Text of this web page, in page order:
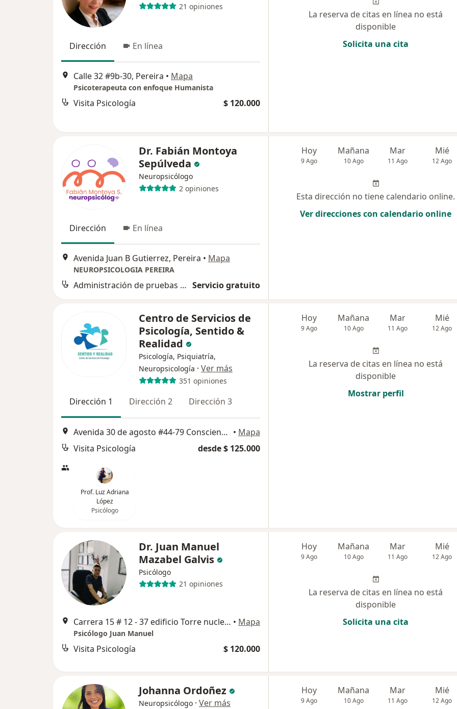
21 opiniones
Dirección En línea
Calle 32 #9b-30, Pereira • Mapa
Psicoterapeuta con enfoque Humanista
Visita Psicología $ 120.000
La reserva de citas en línea no está
disponible
Solicita una cita
Dr. Fabián Montoya
Sepúlveda
Neuropsicólogo
2 opiniones
Dirección En línea
Avenida Juan B Gutierrez, Pereira • Mapa
NEUROPSICOLOGIA PEREIRA
Administración de pruebas neuropsicológicas Servicio gratuito
Hoy
9 Ago
Mañana
10 Ago
Mar
11 Ago
Mié
12 Ago
Esta dirección no tiene calendario online.
Ver direcciones con calendario online
Centro de Servicios de
Psicología, Sentido &
Realidad
Psicología, Psiquiatría,
Neuropsicología · Ver más
351 opiniones
Dirección 1 Dirección 2 Dirección 3
Avenida 30 de agosto #44-79 Consciencia de movimiento, Pereira • Mapa
Visita Psicología
desde $ 125.000
Prof. Luz Adriana
López
Psicólogo
Hoy
9 Ago
Mañana
10 Ago
Mar
11 Ago
Mié
12 Ago
La reserva de citas en línea no está
disponible
Mostrar perfil
Dr. Juan Manuel
Mazabel Galvis
Psicólogo
21 opiniones
Carrera 15 # 12 - 37 edificio Torre nucleo consultorio 505, Pereira • Mapa
Psicólogo Juan Manuel
Visita Psicología $ 120.000
Hoy
9 Ago
Mañana
10 Ago
Mar
11 Ago
Mié
12 Ago
La reserva de citas en línea no está
disponible
Solicita una cita
Johanna Ordoñez
Neuropsicólogo · Ver más
Hoy
9 Ago
Mañana
10 Ago
Mar
11 Ago
Mié
12 Ago